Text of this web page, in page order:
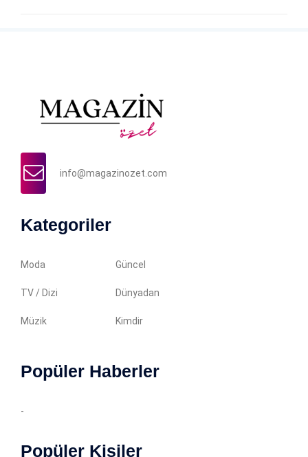
info@magazinozet.com
Kategoriler
Moda Güncel
TV / Dizi Dünyadan
Müzik Kimdir
Popüler Haberler
-
Popüler Kişiler